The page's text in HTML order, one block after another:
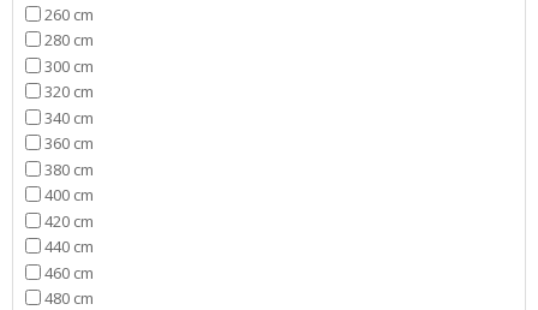
260 cm
280 cm
300 cm
320 cm
340 cm
360 cm
380 cm
400 cm
420 cm
440 cm
460 cm
480 cm